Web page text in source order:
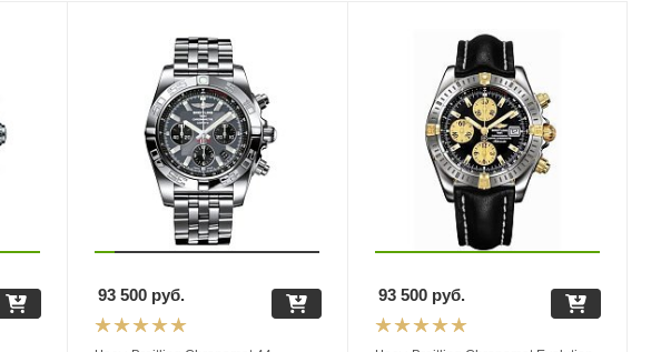
93 500 руб. 93 500руб.